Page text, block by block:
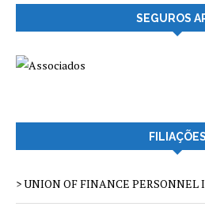
SEGUROS
FILIAÇÕES
> UNION OF FINANCE PERSONNEL